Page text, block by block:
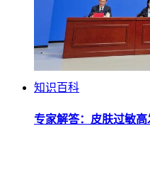
知识百科
专家解答：皮肤过敏高